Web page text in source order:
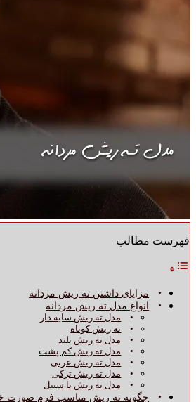
فهرست مطالب
مزایای داشتن ته ریش مردانه
انواع مدل ته ریش مردانه
مدل ته ریش سایه‌ دار
ته ریش کوتاه
مدل ته ریش بلند
مدل ته ریش کم‌ پشت
مدل ته ریش عربی
مدل ته ریش ترکی
مدل ته ریش با سبیل
چگونه ته ریش مناسب فرم صورت